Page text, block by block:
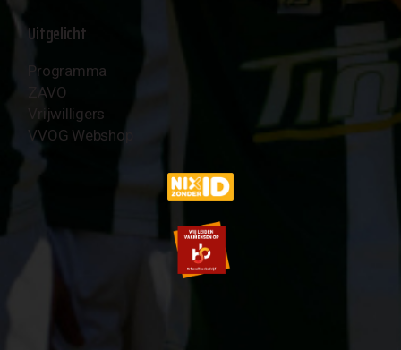
Uitgelicht
Programma
ZAVO
Vrijwilligers
VVOG Webshop